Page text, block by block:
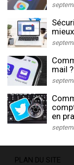
mail ?
en
PLAN DU SITE